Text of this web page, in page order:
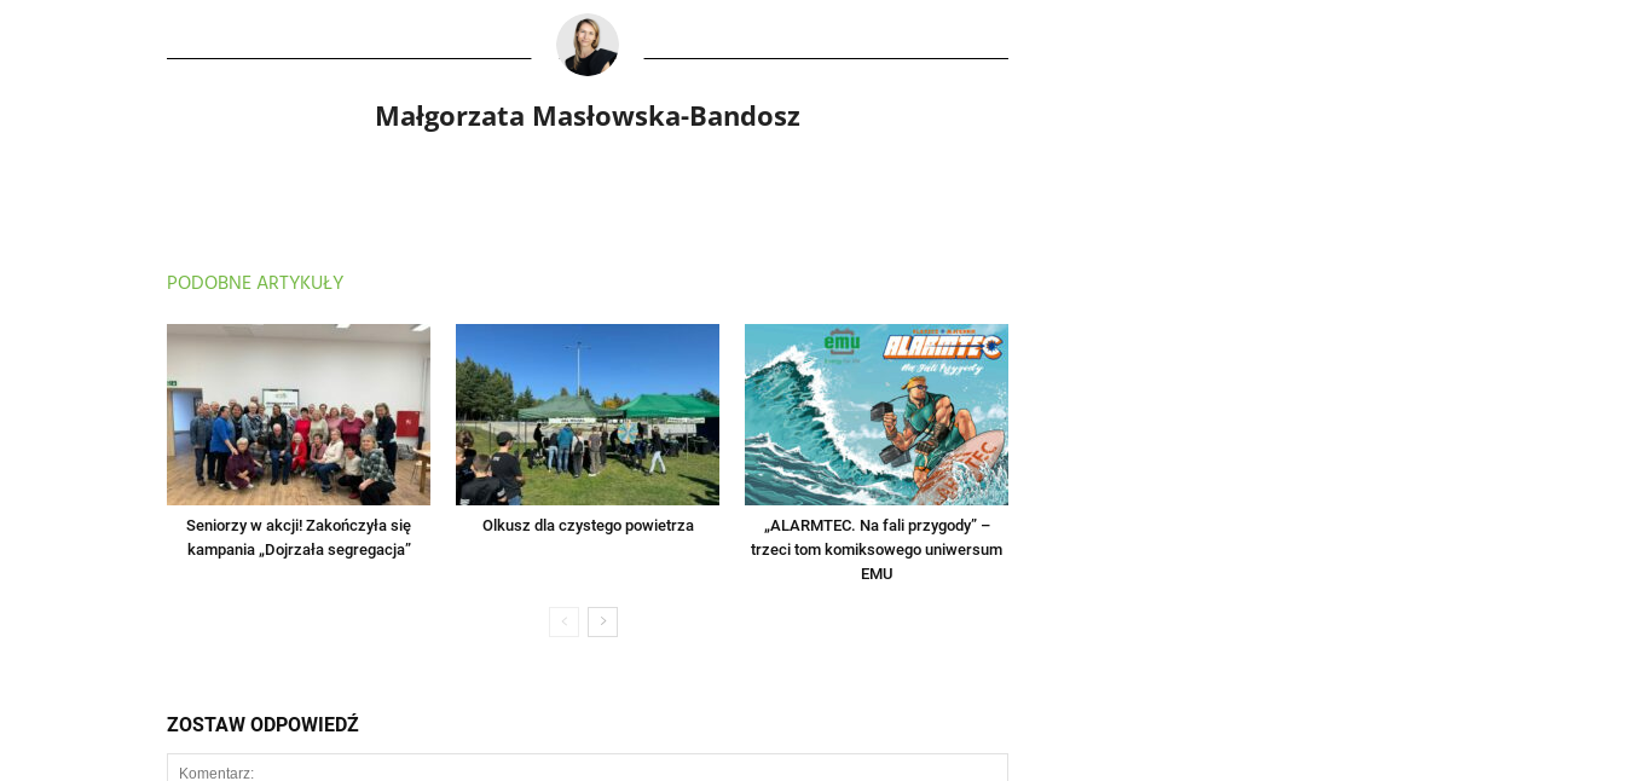
Małgorzata Masłowska-Bandosz
PODOBNE ARTYKUŁY
Seniorzy w akcji! Zakończyła się
kampania „Dojrzała segregacja”
Olkusz dla czystego powietrza
„ALARMTEC. Na fali przygody” –
trzeci tom komiksowego uniwersum
EMU
ZOSTAW ODPOWIEDŹ